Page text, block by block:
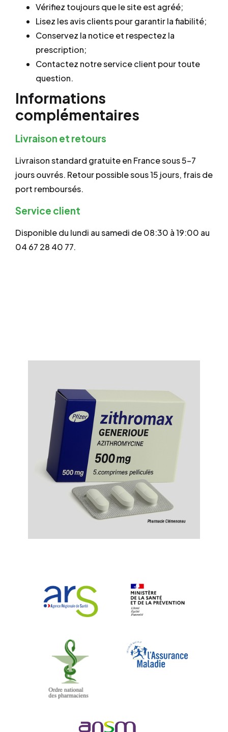
Vérifiez toujours que le site est agréé;
Lisez les avis clients pour garantir la fiabilité;
Conservez la notice et respectez la
prescription;
Contactez notre service client pour toute
question.
Informations
complémentaires
Livraison et retours
Livraison standard gratuite en France sous 5–7
jours ouvrés. Retour possible sous 15 jours, frais de
port remboursés.
Service client
Disponible du lundi au samedi de 08:30 à 19:00 au
04 67 28 40 77.